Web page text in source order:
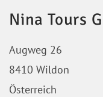
Nina Tours
Augweg 26
8410 Wildon
Österreich